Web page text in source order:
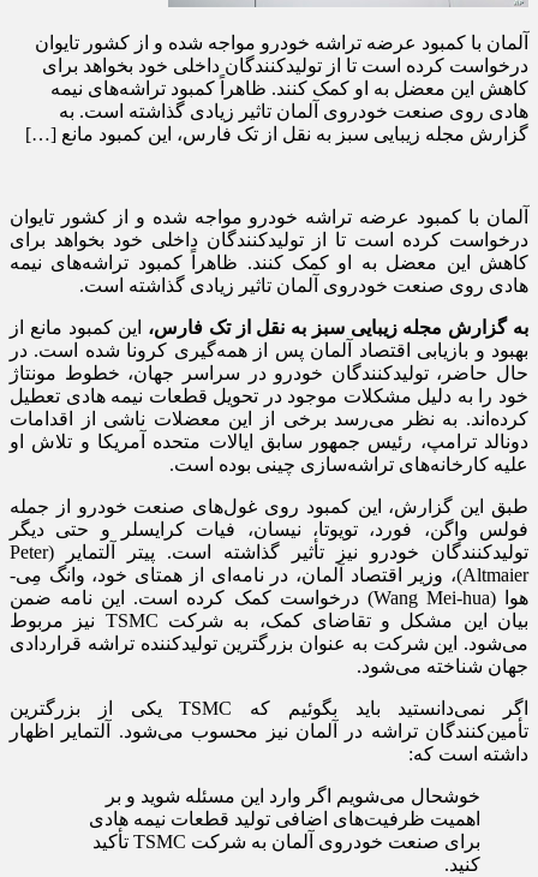
آلمان با کمبود عرضه تراشه خودرو مواجه شده و از کشور تایوان
درخواست کرده است تا از تولیدکنندگان داخلی خود بخواهد برای
کاهش این معضل به او کمک کنند. ظاهراً کمبود تراشه‌های نیمه
هادی روی صنعت خودروی آلمان تاثیر زیادی گذاشته است. به
گزارش مجله زیبایی سبز به نقل از تک فارس، این کمبود مانع […]
آلمان با کمبود عرضه تراشه خودرو مواجه شده و از کشور تایوان
درخواست کرده است تا از تولیدکنندگان داخلی خود بخواهد برای
کاهش این معضل به او کمک کنند. ظاهراً کمبود تراشه‌های نیمه
هادی روی صنعت خودروی آلمان تاثیر زیادی گذاشته است.
به گزارش مجله زیبایی سبز به نقل از تک فارس، این کمبود مانع از
بهبود و بازیابی اقتصاد آلمان پس از همه‌گیری کرونا شده است. در
حال حاضر، تولیدکنندگان خودرو در سراسر جهان، خطوط مونتاژ
خود را به دلیل مشکلات موجود در تحویل قطعات نیمه هادی تعطیل
کرده‌اند. به نظر می‌رسد برخی از این معضلات ناشی از اقدامات
دونالد ترامپ، رئیس جمهور سابق ایالات متحده آمریکا و تلاش او
علیه کارخانه‌های تراشه‌سازی چینی بوده است.
طبق این گزارش، این کمبود روی غول‌های صنعت خودرو از جمله
فولس واگن، فورد، تویوتا، نیسان، فیات کرایسلر و حتی دیگر
تولیدکنندگان خودرو نیز تأثیر گذاشته است. پیتر آلتمایر (Peter
Altmaier)، وزیر اقتصاد آلمان، در نامه‌ای از همتای خود، وانگ مِی-
هوا (Wang Mei-hua) درخواست کمک کرده است. این نامه ضمن
بیان این مشکل و تقاضای کمک، به شرکت TSMC نیز مربوط
می‌شود. این شرکت به عنوان بزرگترین تولیدکننده تراشه‌ قراردادی
جهان شناخته می‌شود.
اگر نمی‌دانستید باید بگوئیم که TSMC یکی از بزرگترین
تأمین‌کنندگان تراشه در آلمان نیز محسوب می‌شود. آلتمایر اظهار
داشته است که:
خوشحال می‌شویم اگر وارد این مسئله شوید و بر
اهمیت ظرفیت‌های اضافی تولید قطعات نیمه هادی
برای صنعت خودروی آلمان به شرکت TSMC تأکید
کنید.